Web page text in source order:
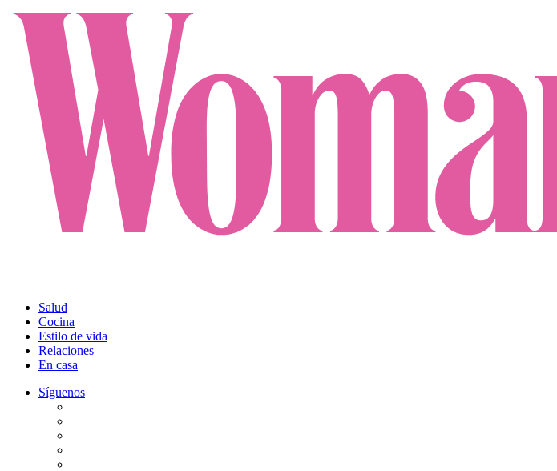
Salud
Cocina
Estilo de vida
Relaciones
En casa
Síguenos